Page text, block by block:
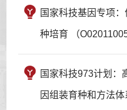
国家科技基因专项
种培育 （
国家科技973计划：
因组装育种和方法